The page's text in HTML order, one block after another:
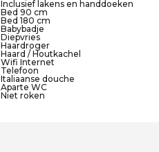
Inclusief lakens en handdoeken
Bed 90 cm
Bed 180 cm
Babybadje
Diepvries
Haardroger
Haard / Houtkachel
Wifi Internet
Telefoon
Italiaanse douche
Aparte WC
Niet roken